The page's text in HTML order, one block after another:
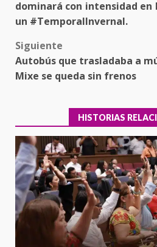
dominará con intensidad
un #TemporalInvernal.
Siguiente
Autobús que trasladaba a
Mixe se queda sin frenos
HISTORIAS